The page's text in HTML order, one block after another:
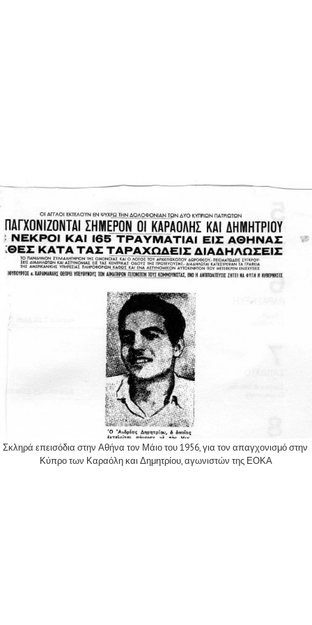
Σκληρά επεισόδια στην Αθήνα τον Μάιο του 1956, για τον απαγχονισμό στην
Κύπρο των Καραόλη και Δημητρίου, αγωνιστών της ΕΟΚΑ